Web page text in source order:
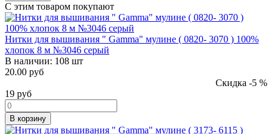
С этим товаром покупают
Нитки для вышивания " Gamma" мулине ( 0820- 3070 ) 100%
хлопок 8 м №3046 серый
В наличии: 108 шт
20.00 руб
Скидка -5 %
19 руб
В корзину